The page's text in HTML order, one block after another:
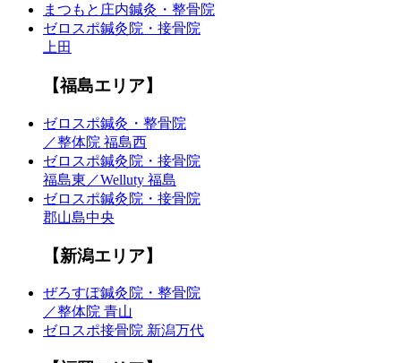
まつもと庄内鍼灸・整骨院
ゼロスポ鍼灸院・接骨院
上田
【福島エリア】
ゼロスポ鍼灸・整骨院
／整体院 福島西
ゼロスポ鍼灸院・接骨院
福島東／Welluty 福島
ゼロスポ鍼灸院・接骨院
郡山島中央
【新潟エリア】
ぜろすぽ鍼灸院・整骨院
／整体院 青山
ゼロスポ接骨院 新潟万代